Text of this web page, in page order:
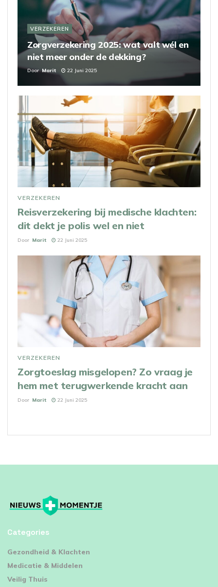
VERZEKEREN
Zorgverzekering 2025: wat valt wél en
niet meer onder de dekking?
Door Marit 22 Juni 2025
VERZEKEREN
Reisverzekering bij medische klachten:
dit dekt je polis wel en niet
Door Marit 22 Juni 2025
VERZEKEREN
Zorgtoeslag misgelopen? Zo vraag je
hem met terugwerkende kracht aan
Door Marit 22 Juni 2025
Categories
⁠Gezondheid & Klachten
Medicatie & Middelen
Veilig Thuis